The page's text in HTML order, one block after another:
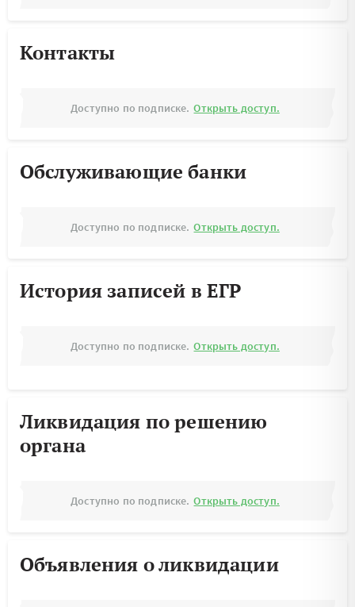
Контакты
Доступно по подписке. Открыть доступ.
Обслуживающие банки
Доступно по подписке. Открыть доступ.
История записей в ЕГР
Доступно по подписке. Открыть доступ.
Ликвидация по решению
органа
Доступно по подписке. Открыть доступ.
Объявления о ликвидации